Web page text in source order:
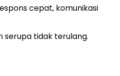
cepat, komunikasi
serupa tidak terulang.